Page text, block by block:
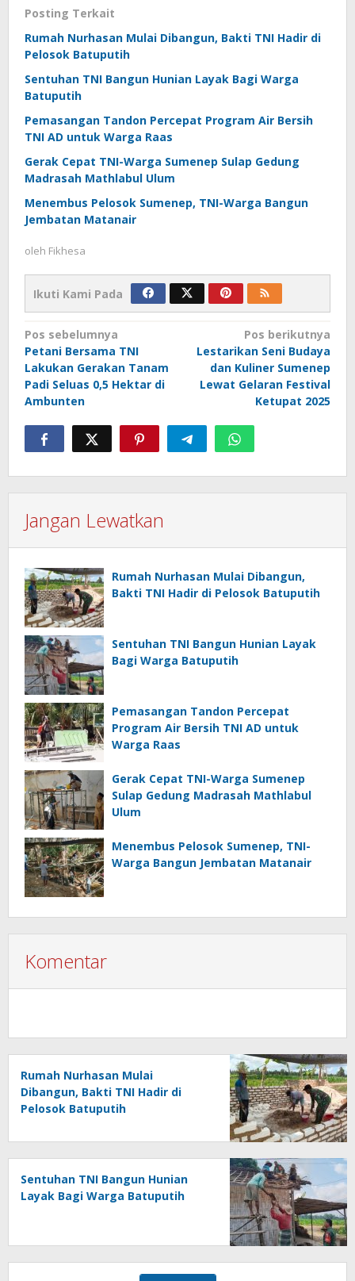
Posting Terkait
Rumah Nurhasan Mulai Dibangun, Bakti TNI Hadir di
Pelosok Batuputih
Sentuhan TNI Bangun Hunian Layak Bagi Warga
Batuputih
Pemasangan Tandon Percepat Program Air Bersih
TNI AD untuk Warga Raas
Gerak Cepat TNI-Warga Sumenep Sulap Gedung
Madrasah Mathlabul Ulum
Menembus Pelosok Sumenep, TNI-Warga Bangun
Jembatan Matanair
oleh Fikhesa
Ikuti Kami Pada
Navigasi
pos
Pos sebelumnya
Petani Bersama TNI
Lakukan Gerakan Tanam
Padi Seluas 0,5 Hektar di
Ambunten
Pos berikutnya
Lestarikan Seni Budaya
dan Kuliner Sumenep
Lewat Gelaran Festival
Ketupat 2025
Jangan Lewatkan
Rumah Nurhasan Mulai Dibangun,
Bakti TNI Hadir di Pelosok Batuputih
Sentuhan TNI Bangun Hunian Layak
Bagi Warga Batuputih
Pemasangan Tandon Percepat
Program Air Bersih TNI AD untuk
Warga Raas
Gerak Cepat TNI-Warga Sumenep
Sulap Gedung Madrasah Mathlabul
Ulum
Menembus Pelosok Sumenep, TNI-
Warga Bangun Jembatan Matanair
Komentar
Rumah Nurhasan Mulai
Dibangun, Bakti TNI Hadir di
Pelosok Batuputih
Sentuhan TNI Bangun Hunian
Layak Bagi Warga Batuputih